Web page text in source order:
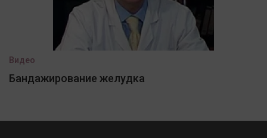
Видео
Бандажирование желудка